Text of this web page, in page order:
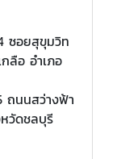
ซอยสุขุมวิท
ลือ อำเภอ
ถนนสว่างฟ้า
วัดชลบุรี